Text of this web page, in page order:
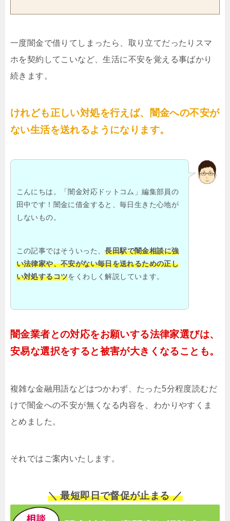
一度闇金で借りてしまったら、取り立てだったりスマ
ホを契約してこいなど、生活に不安を覚える事ばかり
続きます。
けれども正しい対処を行えば、闇金への不安が
ない生活を送れるようになります。
こんにちは。「闇金対応ドットコム」編集部員の
田中です！闇金に借金すると、毎日生きた心地が
しないもの。
この記事ではそういった、長田駅で闇金相談に強
い法律家や、不安がない毎日を送れるための正し
い対処するコツをくわしく解説しています。
闇金業者との対応をお願いする法律家選びは、
安易な選択をすると被害が大きくなることも。
複雑な金融用語などはつかわず、たった5分程度読むだ
けで闇金への不安が無くなる内容を、わかりやすくま
とめました。
それではご案内いたします。
＼ 最短即日で督促が止まる ／